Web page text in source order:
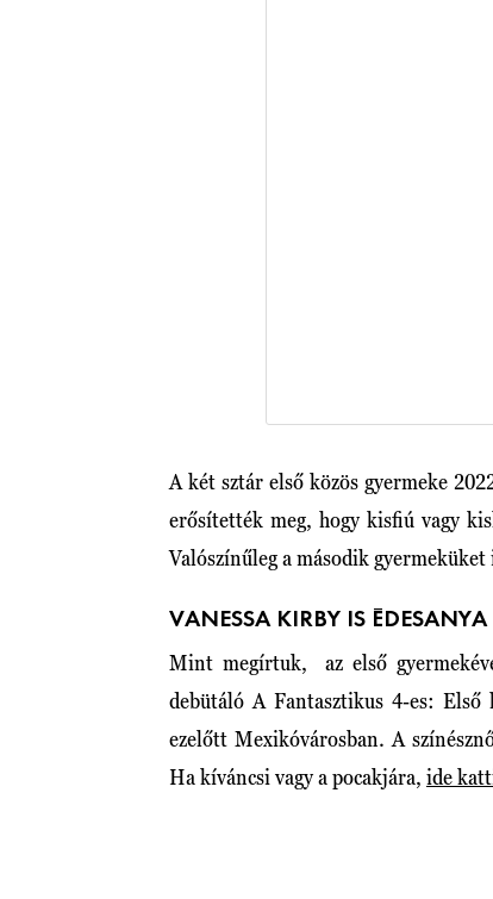
A két sztár első közös gyermeke
erősítették meg, hogy kisfiú vagy
Valószínűleg a második
VANESSA KIRBY IS ÉDESANYA
Mint megírtuk, az első
debütáló A Fantasztikus 4-es:
ezelőtt Mexikóvárosban. A
Ha kíváncsi vagy a pocakjára, ide